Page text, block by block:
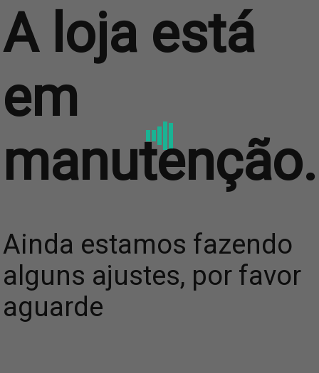
A loja está
em
manutenção.
Ainda estamos fazendo
alguns ajustes, por favor
aguarde